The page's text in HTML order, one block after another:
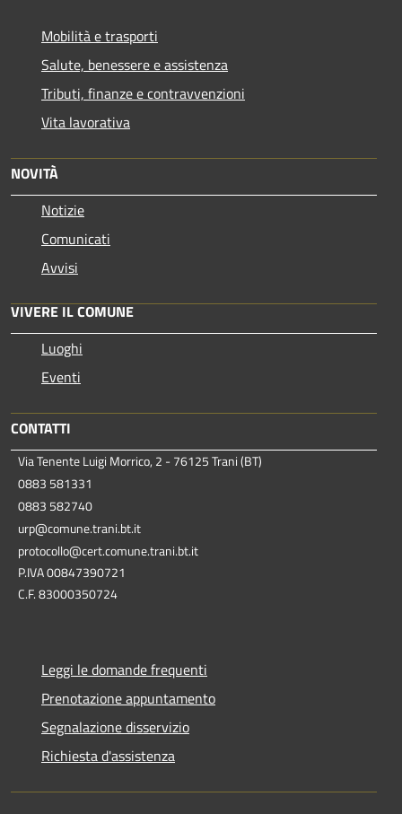
Mobilità e trasporti
Salute, benessere e assistenza
Tributi, finanze e contravvenzioni
Vita lavorativa
NOVITÀ
Notizie
Comunicati
Avvisi
VIVERE IL COMUNE
Luoghi
Eventi
CONTATTI
Via Tenente Luigi Morrico, 2 - 76125 Trani (BT)
0883 581331
0883 582740
urp@comune.trani.bt.it
protocollo@cert.comune.trani.bt.it
P.IVA 00847390721
C.F. 83000350724
Leggi le domande frequenti
Prenotazione appuntamento
Segnalazione disservizio
Richiesta d'assistenza